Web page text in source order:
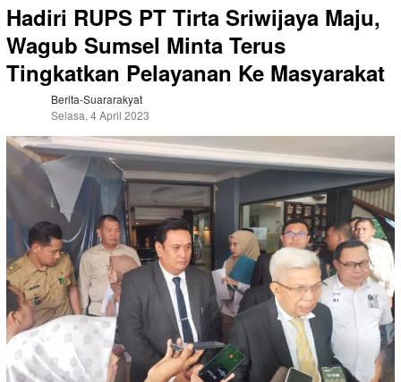
Hadiri RUPS PT Tirta Sriwijaya Maju,
Wagub Sumsel Minta Terus
Tingkatkan Pelayanan Ke Masyarakat
Berita-Suararakyat
Selasa, 4 April 2023